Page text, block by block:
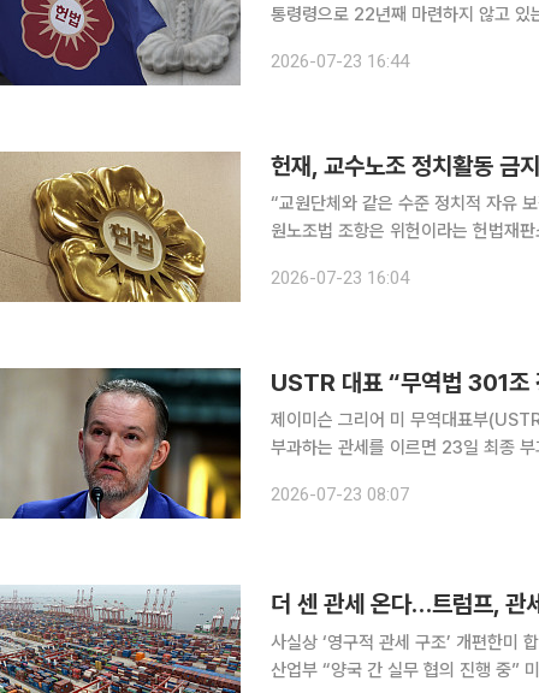
통령령으로 22년째 마련하지 않고 있는 건
2026-07-23 16:44
“교원단체와 같은 수준 정치적 자유 보장해야” 대학교원 노동조합의 정치활동
원노조법 조항은 위헌이라는 헌법재판소 결정이 나왔다. 헌재는
결정했다. 헌재는 “대학교원 개
2026-07-23 16:04
USTR 대표 “무역법 301조
제이미슨 그리어 미 무역대표부
부과하는 관세를 이르면 23일 최종 부과할 것이라고 밝혔다
상대로 강제노동으로 생산된 제품 대
2026-07-23 08:07
더 센 관세 온다…트럼프,
사실상 ‘영구적 관세 구조’ 개편한미
산업부 “양국 간 실무 협의 진행 중”